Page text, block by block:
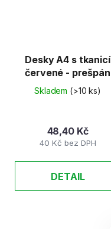
Desky A4 s tkanicí
červené - prešpán
Skladem (>10 ks)
40 Kč bez DPH
48,40 Kč
DETAIL